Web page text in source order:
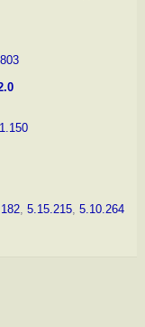
, 5.15.215, 5.10.264